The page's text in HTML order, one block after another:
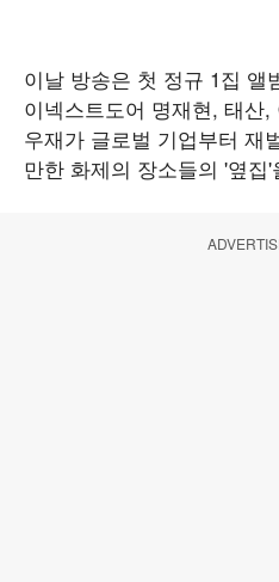
이날 방송은 첫 정규 1집 앨
이넥스트도어 명재현, 태산
우재가 글로벌 기업부터 재
만한 화제의 장소들의 '옆집